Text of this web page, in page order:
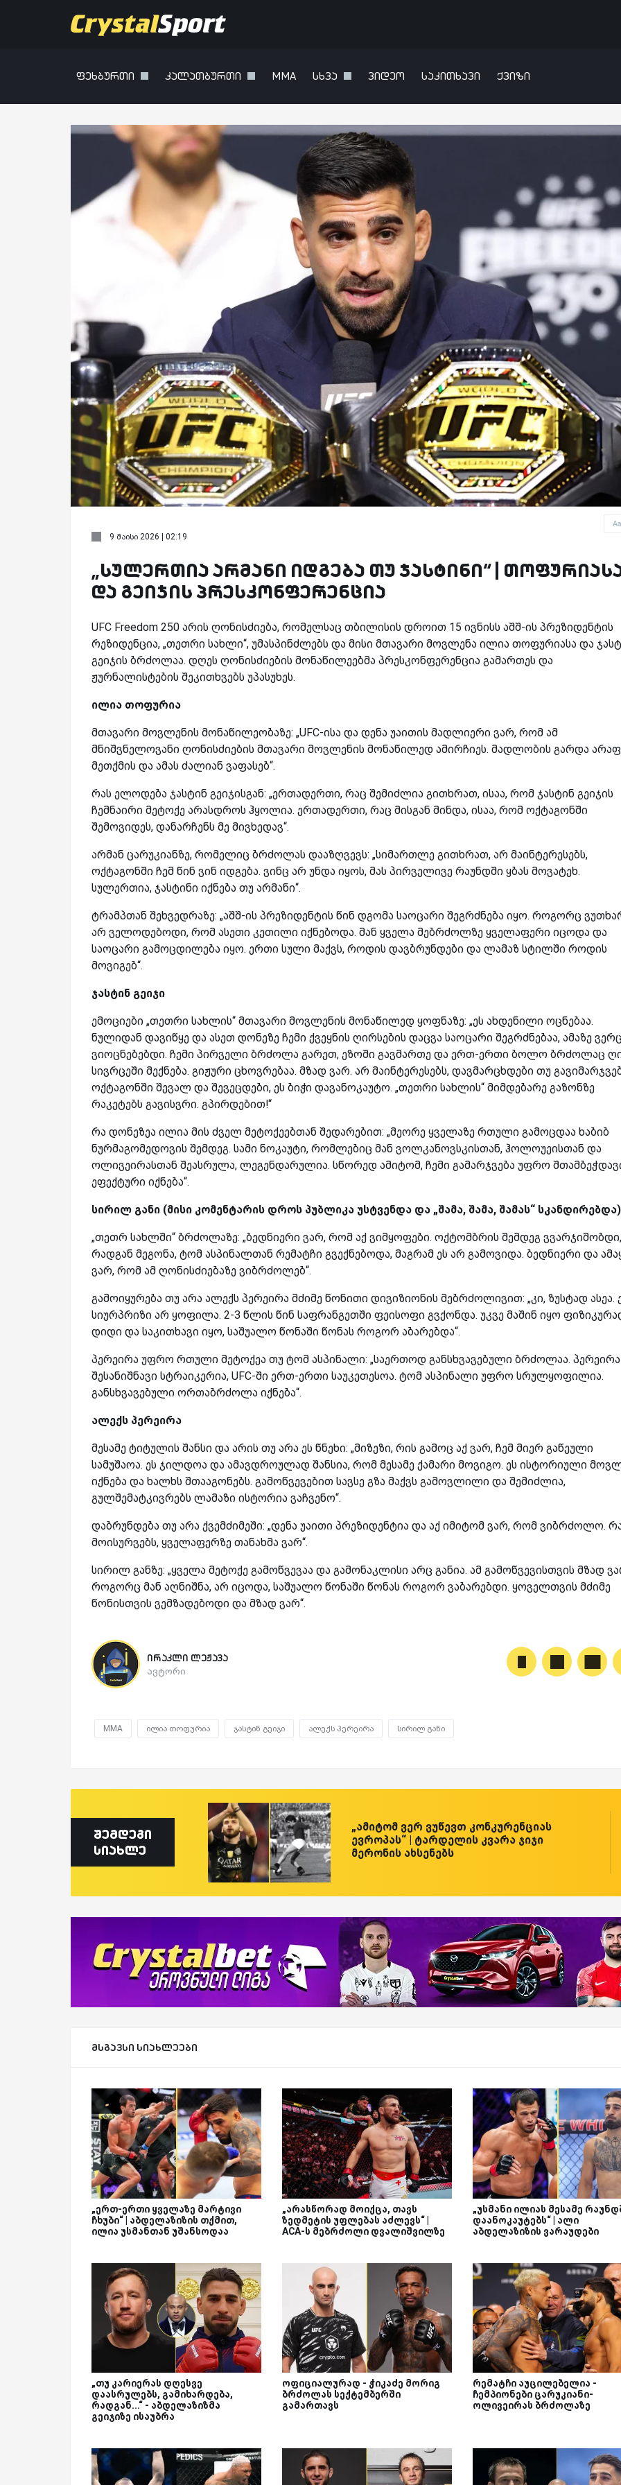
ფეხბურთი კალათბურთი MMA სხვა ვიდეო საკითხავი ქვიზი
Aa
9 მაისი 2026 | 02:19
„სულერთია არმანი იდგება თუ ჯასტინი“ |
და გეიჯის პრესკონფერენცია
UFC Freedom 250 არის ღონისძიება, რომელსაც თბილისის დროით 15 ივნისს აშშ-ის პრეზიდენტის
რეზიდენცია, „თეთრი სახლი“, უმასპინძლებს და მისი მთავარი მოვლენა ილია თოფურიასა და
გეიჯის ბრძოლაა. დღეს ღონისძიების მონაწილეებმა პრესკონფერენცია გამართეს და
ჟურნალისტების შეკითხვებს უპასუხეს.
ილია თოფურია
მთავარი მოვლენის მონაწილეობაზე: „UFC-ისა და დენა უაითის მადლიერი ვარ, რომ ამ
მნიშვნელოვანი ღონისძიების მთავარი მოვლენის მონაწილედ ამირჩიეს. მადლობის გარდა
მეთქმის და ამას ძალიან ვაფასებ“.
რას ელოდება ჯასტინ გეიჯისგან: „ერთადერთი, რაც შემიძლია გითხრათ, ისაა, რომ ჯასტინ გეიჯის
ჩემნაირი მეტოქე არასდროს ჰყოლია. ერთადერთი, რაც მისგან მინდა, ისაა, რომ ოქტაგონში
შემოვიდეს, დანარჩენს მე მივხედავ“.
არმან ცარუკიანზე, რომელიც ბრძოლას დააზღვევს: „სიმართლე გითხრათ, არ მაინტერესებს,
ოქტაგონში ჩემ წინ ვინ იდგება. ვინც არ უნდა იყოს, მას პირველივე რაუნდში ყბას მოვატეხ.
სულერთია, ჯასტინი იქნება თუ არმანი“.
ტრამპთან შეხვედრაზე: „აშშ-ის პრეზიდენტის წინ დგომა საოცარი შეგრძნება იყო. როგორც
არ ველოდებოდი, რომ ასეთი კეთილი იქნებოდა. მან ყველა მებრძოლზე ყველაფერი იცოდა და
საოცარი გამოცდილება იყო. ერთი სული მაქვს, როდის დავბრუნდები და ლამაზ სტილში როდის
მოვიგებ“.
ჯასტინ გეიჯი
ემოციები „თეთრი სახლის“ მთავარი მოვლენის მონაწილედ ყოფნაზე: „ეს ახდენილი ოცნებაა.
ნულიდან დავიწყე და ასეთ დონეზე ჩემი ქვეყნის ღირსების დაცვა საოცარი შეგრძნებაა, ამაზე
ვიოცნებებდი. ჩემი პირველი ბრძოლა გარეთ, ეზოში გავმართე და ერთ-ერთი ბოლო ბრძოლაც
სივრცეში მექნება. გიჟური ცხოვრებაა. მზად ვარ. არ მაინტერესებს, დავმარცხდები თუ
ოქტაგონში შევალ და შევეცდები, ეს ბიჭი დავანოკაუტო. „თეთრი სახლის“ მიმდებარე გაზონზე
რაკეტებს გავისვრი. გპირდებით!“
რა დონეზეა ილია მის ძველ მეტოქეებთან შედარებით: „მეორე ყველაზე რთული გამოცდაა ხაბიბ
ნურმაგომედოვის შემდეგ. სამი ნოკაუტი, რომლებიც მან ვოლკანოვსკისთან, ჰოლოუეისთან და
ოლივეირასთან შეასრულა, ლეგენდარულია. სწორედ ამიტომ, ჩემი გამარჯვება უფრო
ეფექტური იქნება“.
სირილ განი (მისი კომენტარის დროს პუბლიკა უსტვენდა და „შამა, შამა, შამას“ სკანდირებდა)
„თეთრ სახლში“ ბრძოლაზე: „ბედნიერი ვარ, რომ აქ ვიმყოფები. ოქტომბრის შემდეგ ვვარჯიშობდი,
რადგან მეგონა, ტომ ასპინალთან რემატჩი გვექნებოდა, მაგრამ ეს არ გამოვიდა. ბედნიერი და
ვარ, რომ ამ ღონისძიებაზე ვიბრძოლებ“.
გამოიყურება თუ არა ალექს პერეირა მძიმე წონითი დივიზიონის მებრძოლივით: „კი, ზუსტად ასეა.
სიურპრიზი არ ყოფილა. 2-3 წლის წინ საფრანგეთში ფეისოფი გვქონდა. უკვე მაშინ იყო
დიდი და საკითხავი იყო, საშუალო წონაში წონას როგორ აბარებდა“.
პერეირა უფრო რთული მეტოქეა თუ ტომ ასპინალი: „საერთოდ განსხვავებული ბრძოლაა. პერეირა
შესანიშნავი სტრაიკერია, UFC-ში ერთ-ერთი საუკეთესოა. ტომ ასპინალი უფრო სრულყოფილია.
განსხვავებული ორთაბრძოლა იქნება“.
ალექს პერეირა
მესამე ტიტულის შანსი და არის თუ არა ეს წნეხი: „მიზეზი, რის გამოც აქ ვარ, ჩემ მიერ გაწეული
სამუშაოა. ეს ჯილდოა და ამავდროულად შანსია, რომ მესამე ქამარი მოვიგო. ეს ისტორიული
იქნება და ხალხს შთააგონებს. გამოწვევებით სავსე გზა მაქვს გამოვლილი და შემიძლია,
გულშემატკივრებს ლამაზი ისტორია ვაჩვენო“.
დაბრუნდება თუ არა ქვემძიმეში: „დენა უაითი პრეზიდენტია და აქ იმიტომ ვარ, რომ ვიბრძოლო.
მოისურვებს, ყველაფერზე თანახმა ვარ“.
სირილ განზე: „ყველა მეტოქე გამოწვევაა და გამონაკლისი არც განია. ამ გამოწვევისთვის მზად
როგორც მან აღნიშნა, არ იცოდა, საშუალო წონაში წონას როგორ ვაბარებდი. ყოველთვის მძიმე
წონისთვის ვემზადებოდი და მზად ვარ“.
ირაკლი ლეჟავა
ავტორი
MMA ილია თოფურია ჯასტინ გეიჯი ალექს პერეირა სირილ განი
შემდეგი
სიახლე
„ამიტომ ვერ ვუწევთ კონკურენციას
ევროპას“ | ტარდელის კვარა ჯიჯი
მერონის ახსენებს
მსგავსი სიახლეები
„ერთ-ერთი ყველაზე მარტივი
ჩხუბი“ | აბდელაზიზის თქმით,
ილია უსმანთან უშანსოდაა
„არასწორად მოიქცა, თავს
ზედმეტის უფლებას აძლევს“ |
ACA-ს მებრძოლი დვალიშვილზე
„უსმანი ილიას მესამე
დაანოკაუტებს“ | ალი
აბდელაზიზის ვარაუდები
„თუ კარიერას დღესვე
დაასრულებს, გამიხარდება,
რადგან...“ - აბდელაზიზმა
გეიჯიზე ისაუბრა
ოფიციალურად - ჭიკაძე მორიგ
ბრძოლას სექტემბერში
გამართავს
რემატჩი აუცილებელია -
ჩემპიონები ცარუკიანი-
ოლივეირას ბრძოლაზე